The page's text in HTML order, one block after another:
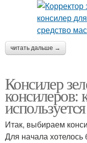
читать дальше →
Консилер
консилеров:
используется
Итак, выбираем
Для начала